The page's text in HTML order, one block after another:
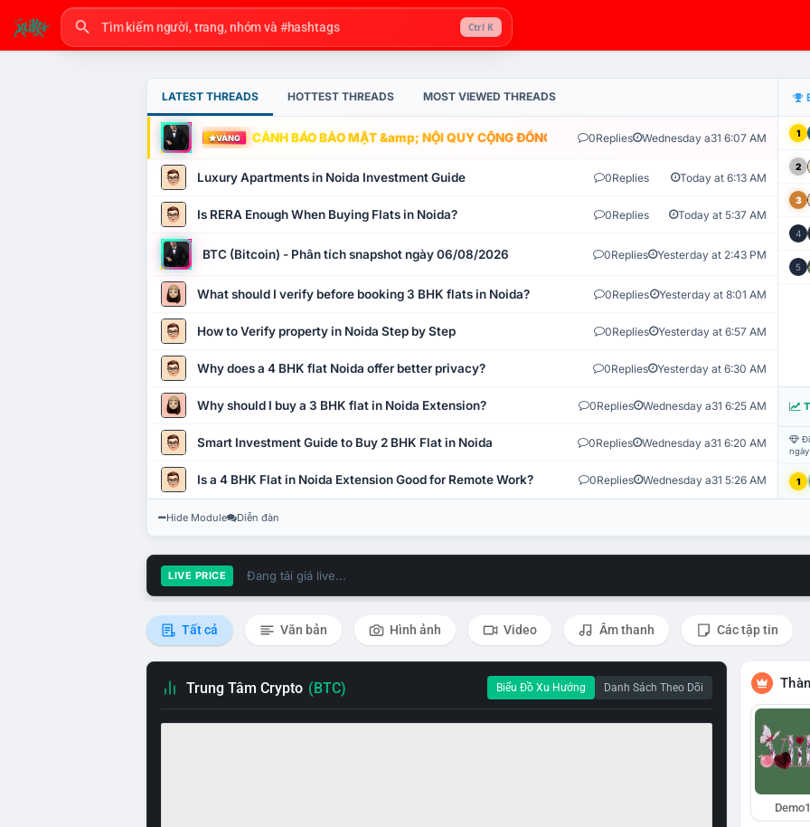
Ctrl K
LATEST THREADS HOTTEST THREADS MOST VIEWED THREADS
VÀNG CẢNH BÁO BẢO MẬT &amp; NỘI QUY CỘNG ĐỒNG VLIKE.VN: HỆ THỐNG GIÁM SÁT TỰ
0Replies Wednesday a31 6:07 AM
Luxury Apartments in Noida Investment Guide 0Replies Today at 6:13 AM
Is RERA Enough When Buying Flats in Noida? 0Replies Today at 5:37 AM
BTC (Bitcoin) - Phân tích snapshot ngày 06/08/2026 0Replies Yesterday at 2:43 PM
What should I verify before booking 3 BHK flats in Noida? 0Replies Yesterday at 8:01 AM
How to Verify property in Noida Step by Step 0Replies Yesterday at 6:57 AM
Why does a 4 BHK flat Noida offer better privacy? 0Replies Yesterday at 6:30 AM
Why should I buy a 3 BHK flat in Noida Extension? 0Replies Wednesday a31 6:25 AM
Smart Investment Guide to Buy 2 BHK Flat in Noida 0Replies Wednesday a31 6:20 AM
Is a 4 BHK Flat in Noida Extension Good for Remote Work? 0Replies Wednesday a31 5:26 AM
1
2
3
4
5
1
Hide Module Diễn đàn
LIVE PRICE Đang tải giá live...
Tất cả Văn bản Hình ảnh Video Âm thanh Các tập tin
Trung Tâm Crypto (BTC) Biểu Đồ Xu Hướng Danh Sách Theo Dõi